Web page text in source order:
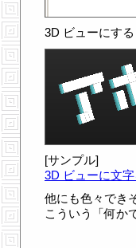
3D ビューにす
[サンプル]
3D ビューに文
他にも色々でき
こういう「何か